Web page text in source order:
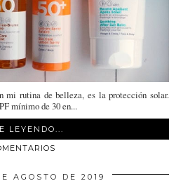
mi rutina de belleza, es la protección solar.
mínimo de 30 en...
LEYENDO...
AGOSTO DE 2019